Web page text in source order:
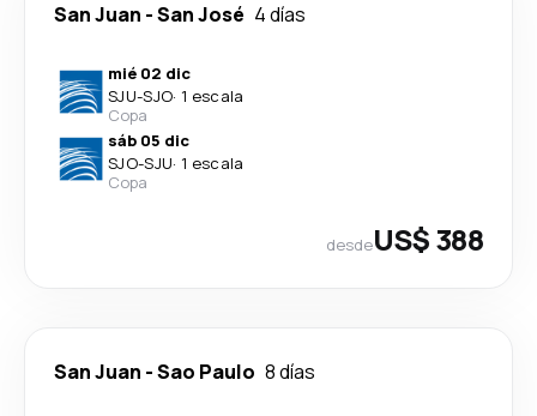
San Juan -San José 4 días
mié 02 dic
SJU-SJO· 1 escala
Copa
sáb 05 dic
SJO-SJU· 1 escala
Copa
desdeUS$ 388
San Juan -Sao Paulo 8 días